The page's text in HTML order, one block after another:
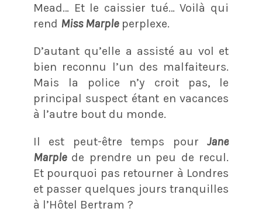
Mead… Et le caissier tué… Voilà qui
rend Miss Marpleperplexe.
D’autant qu’elle a assisté au vol et
bien reconnu l’un des malfaiteurs.
Mais la police n’y croit pas, le
principal suspect étant en vacances
à l’autre bout du monde.
Il est peut-être temps pourJane
Marplede prendre un peu de recul.
Et pourquoi pas retourner à Londres
et passer quelques jours tranquilles
à l’Hôtel Bertram ?